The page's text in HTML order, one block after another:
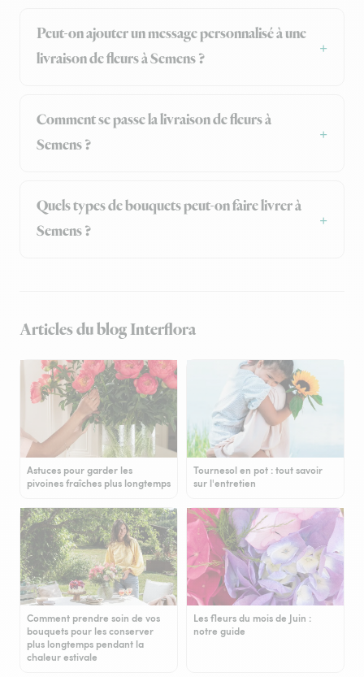
Peut-on ajouter un message personnalisé à une
livraison de fleurs à Semens ?
Comment se passe la livraison de fleurs à
Semens ?
Quels types de bouquets peut-on faire livrer à
Semens ?
Articles du blog Interflora
Astuces pour garder les
pivoines fraîches plus longtemps
Tournesol en pot : tout savoir
sur l'entretien
Comment prendre soin de vos
bouquets pour les conserver
plus longtemps pendant la
chaleur estivale
Les fleurs du mois de Juin :
notre guide